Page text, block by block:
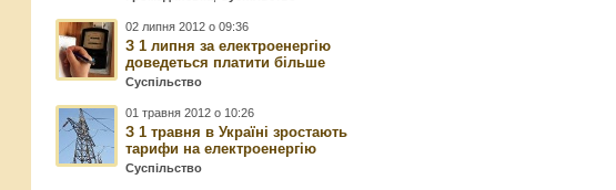
02 липня 2012 о 09:36
З 1 липня за електроенергію
доведеться платити більше
Суспільство
01 травня 2012 о 10:26
З 1 травня в Україні зростають
тарифи на електроенергію
Суспільство